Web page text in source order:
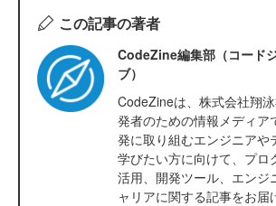
この記事の著者
CodeZine編集部（コード
ブ）
CodeZineは、株式会社翔
発者のための情報メディア
発に取り組むエンジニアや
学びたい方に向けて、プロ
活用、開発ツール、エンジ
ャリアに関する記事をお届